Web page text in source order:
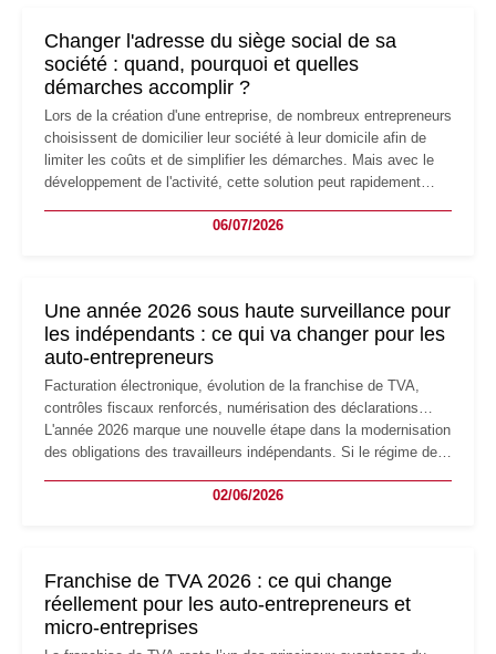
Changer l'adresse du siège social de sa
société : quand, pourquoi et quelles
démarches accomplir ?
Lors de la création d'une entreprise, de nombreux entrepreneurs
choisissent de domicilier leur société à leur domicile afin de
limiter les coûts et de simplifier les démarches. Mais avec le
développement de l'activité, cette solution peut rapidement
professionnels, recrutement, image de marque… Le
06/07/2026
Une année 2026 sous haute surveillance pour
les indépendants : ce qui va changer pour les
auto-entrepreneurs
Facturation électronique, évolution de la franchise de TVA,
contrôles fiscaux renforcés, numérisation des déclarations…
L'année 2026 marque une nouvelle étape dans la modernisation
des obligations des travailleurs indépendants. Si le régime de
les auto-entrepreneurs devront s'adapter à un environnement
02/06/2026
Franchise de TVA 2026 : ce qui change
réellement pour les auto-entrepreneurs et
micro-entreprises